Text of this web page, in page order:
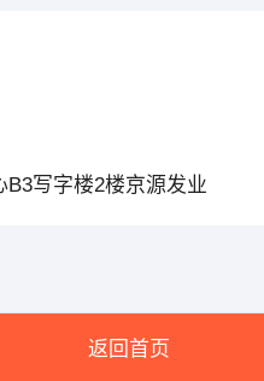
B3写字楼2楼京源发业
返回首页